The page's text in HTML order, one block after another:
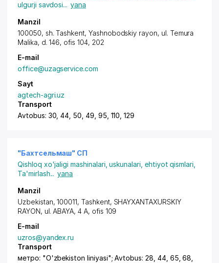
ulgurji savdosi... yana
Manzil
100050, sh. Tashkent, Yashnobodskiy rayon, ul. Temura
Malika, d. 146, ofis 104, 202
E-mail
office@uzagservice.com
Sayt
agtech-agri.uz
Transport
Avtobus: 30, 44, 50, 49, 95, 110, 129
"Бахтсельмаш" СП
Qishloq xo'jaligi mashinalari, uskunalari, ehtiyot qismlari
Ta'mirlash... yana
Manzil
Uzbekistan, 100011, Tashkent, SHAYXANTAXURSKIY
RAYON, ul. ABAYA, 4 A, ofis 109
E-mail
uzros@yandex.ru
Transport
метро: "O'zbekiston liniyasi"; Avtobus: 28, 44, 65, 68,